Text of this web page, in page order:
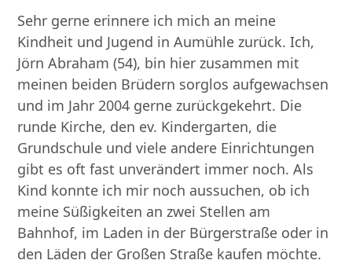
Sehr gerne erinnere ich mich an meine
Kindheit und Jugend in Aumühle zurück. Ich,
Jörn Abraham (54), bin hier zusammen mit
meinen beiden Brüdern sorglos aufgewachsen
und im Jahr 2004 gerne zurückgekehrt. Die
runde Kirche, den ev. Kindergarten, die
Grundschule und viele andere Einrichtungen
gibt es oft fast unverändert immer noch. Als
Kind konnte ich mir noch aussuchen, ob ich
meine Süßigkeiten an zwei Stellen am
Bahnhof, im Laden in der Bürgerstraße oder in
den Läden der Großen Straße kaufen möchte.